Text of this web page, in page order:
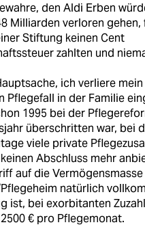
den Aldi Erben
Milliarden verloren gehen,
Stiftung keinen Cent
zahlten und
ich verliere
Pflegefall in der Familie
1995 bei der
überschritten war, bei
viele private
Abschluss mehr
auf die
natürlich
ist, bei exorbitanten
€ pro Pflegemonat.